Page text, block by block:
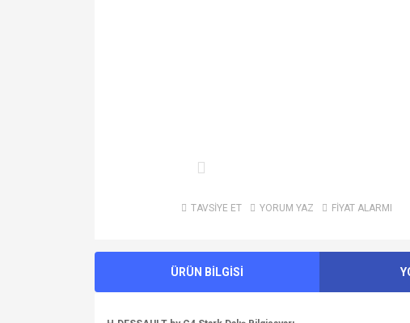
TAVSİYE ET YORUM YAZ FİYAT ALARMI
ÜRÜN BİLGİSİ